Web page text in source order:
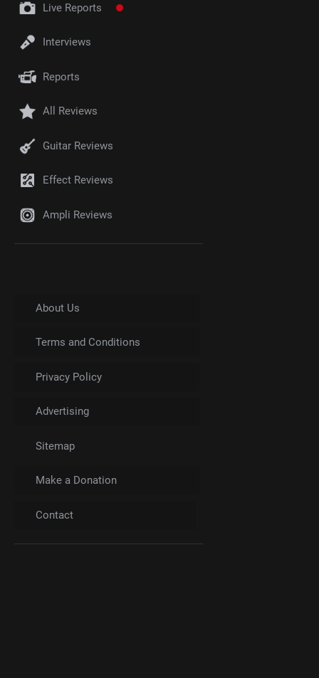
Live Reports
Interviews
Reports
All Reviews
Guitar Reviews
Effect Reviews
Ampli Reviews
About Us
Terms and Conditions
Privacy Policy
Advertising
Sitemap
Make a Donation
Contact